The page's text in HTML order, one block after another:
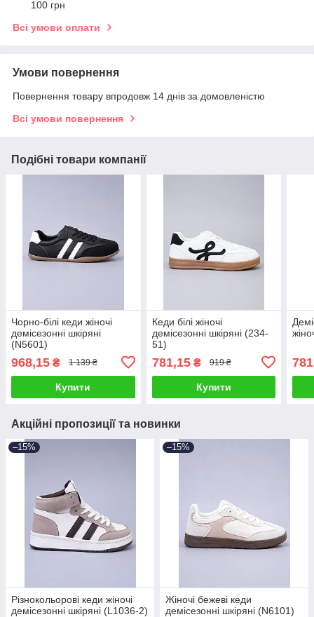
100 грн
Всі умови оплати
Умови повернення
Повернення товару впродовж 14 днів за домовленістю
Всі умови повернення
Подібні товари компанії
Чорно-білі кеди жіночі
демісезонні шкіряні
(N5601)
968,15 ₴ 1 139 ₴
Купити
Кеди білі жіночі
демісезонні шкіряні (234-
51)
781,15₴ 919 ₴
Купити
Акційні пропозиції та новинки
–15%
Різнокольорові кеди жіночі
демісезонні шкіряні (L1036-2)
–15%
Жіночі бежеві кеди
демісезонні шкіряні (N6101)